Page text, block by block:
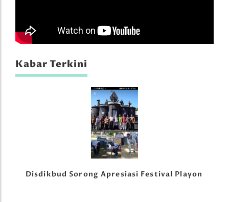
Kabar Terkini
Disdikbud Sorong Apresiasi Festival Playon